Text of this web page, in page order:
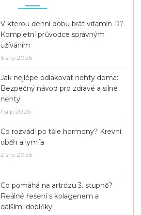
V kterou denní dobu brát vitamín D?
Kompletní průvodce správným
užíváním
6 srp 2026
Jak nejlépe odlakovat nehty doma:
Bezpečný návod pro zdravé a silné
nehty
1 srp 2026
Co rozvádí po těle hormony? Krevní
oběh a lymfa
2 srp 2026
Co pomáhá na artrózu 3. stupně?
Reálné řešení s kolagenem a
dalšími doplňky